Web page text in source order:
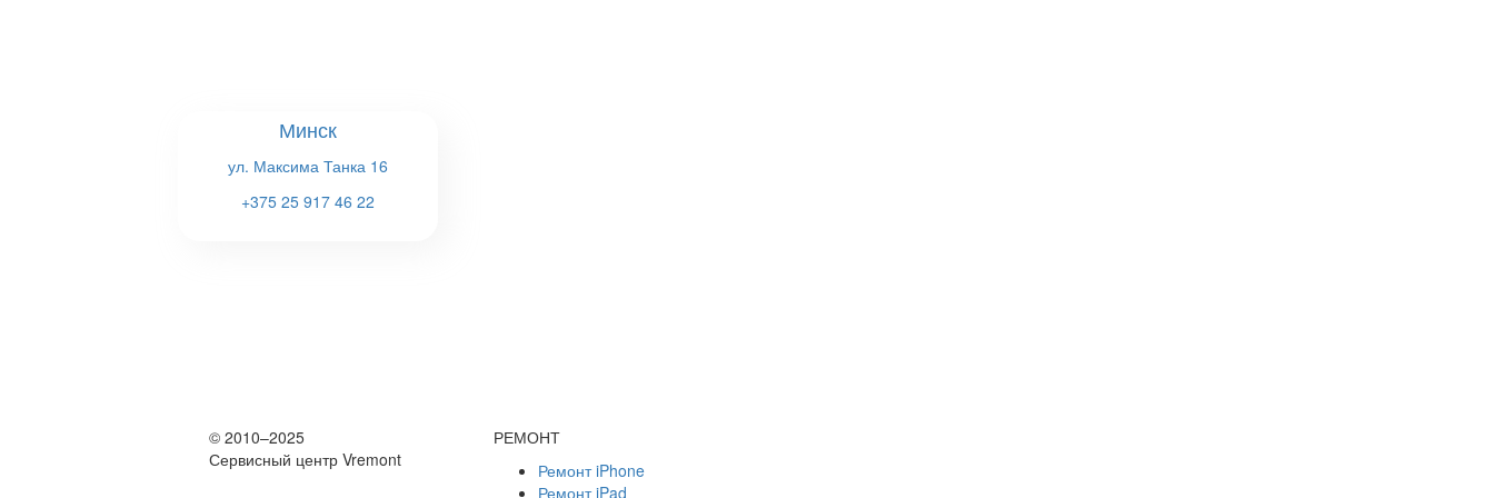
Минск
ул. Максима Танка 16
+375 25 917 46 22
© 2010–2025
Сервисный центр Vremont
РЕМОНТ
Ремонт iPhone
Ремонт iPad